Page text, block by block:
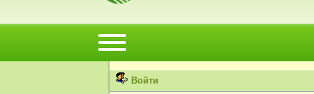
Внимание!
Вы не можете просматривать профили
Пожалуйста, войдите или
Войти